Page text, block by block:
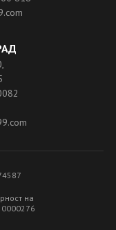
на